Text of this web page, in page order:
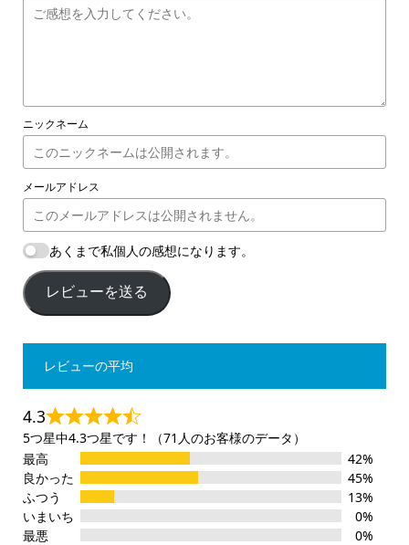
ニックネーム
メールアドレス
あくまで私個人の感想になります。
レビューを送る
レビューの平均
4.3
5つ星中4.3つ星です！（71人のお客様のデータ）
最高
42%
良かった
45%
ふつう
13%
いまいち
0%
最悪
0%